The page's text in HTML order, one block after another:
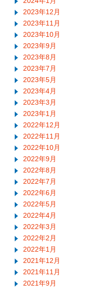
2023年12月
2023年11月
2023年10月
2023年9月
2023年8月
2023年7月
2023年5月
2023年4月
2023年3月
2023年1月
2022年12月
2022年11月
2022年10月
2022年9月
2022年8月
2022年7月
2022年6月
2022年5月
2022年4月
2022年3月
2022年2月
2022年1月
2021年12月
2021年11月
2021年9月